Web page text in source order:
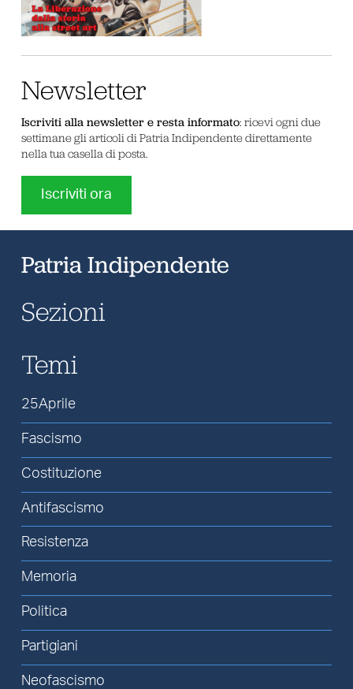
Newsletter
Iscriviti alla newsletter e resta informato: ricevi ogni due
settimane gli articoli di Patria Indipendente direttamente
nella tua casella di posta.
Iscriviti ora
Patria Indipendente
Sezioni
Temi
25Aprile
Fascismo
Costituzione
Antifascismo
Resistenza
Memoria
Politica
Partigiani
Neofascismo